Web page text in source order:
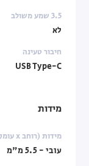
3.5 שמע משולב
לא
חיבור טעינה
USB Type-C
מידות
מידות (רוחב x עומק x גובה)
עובי - 5.5 מ"מ